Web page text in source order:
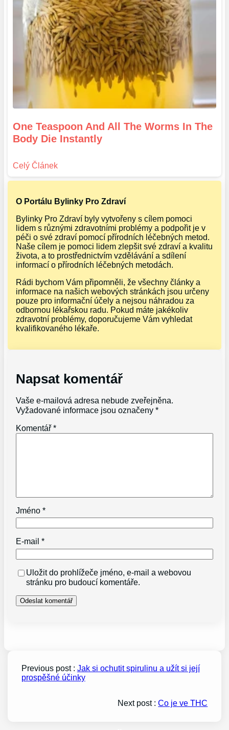
One Teaspoon And All The Worms In The
Body Die Instantly
O Portálu Bylinky Pro Zdraví
Bylinky Pro Zdraví byly vytvořeny s cílem pomoci
lidem s různými zdravotními problémy a podpořit je v
péči o své zdraví pomocí přírodních léčebných metod.
Naše cílem je pomoci lidem zlepšit své zdraví a kvalitu
života, a to prostřednictvím vzdělávání a sdílení
informací o přírodních léčebných metodách.
Rádi bychom Vám připomněli, že všechny články a
informace na našich webových stránkách jsou určeny
pouze pro informační účely a nejsou náhradou za
odbornou lékařskou radu. Pokud máte jakékoliv
zdravotní problémy, doporučujeme Vám vyhledat
kvalifikovaného lékaře.
Napsat komentář
Vaše e-mailová adresa nebude zveřejněna.
Vyžadované informace jsou označeny*
Komentář*
Jméno*
E-mail*
Uložit do prohlížeče jméno, e-mail a webovou
stránku pro budoucí komentáře.
Previous post : Jak si ochutit spirulinu a užít si její
prospěšné účinky
Next post :Co je ve THC